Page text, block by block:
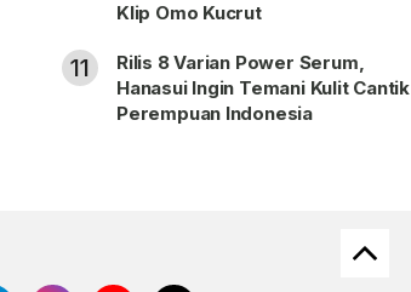
Klip Omo Kucrut
11
Rilis 8 Varian Power Serum,
Hanasui Ingin Temani Kulit Cantik
Perempuan Indonesia